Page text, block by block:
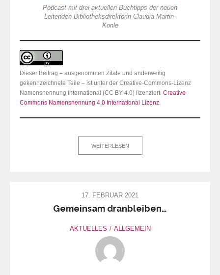
Podcast mit drei aktuellen Buchtipps der neuen
Leitenden Bibliotheksdirektorin Claudia Martin-
Konle
Dieser Beitrag – ausgenommen Zitate und anderweitig
gekennzeichnete Teile – ist unter der Creative-Commons-Lizenz
Namensnennung International (CC BY 4.0) lizenziert. Creative
Commons Namensnennung 4.0 International Lizenz.
WEITERLESEN
17. FEBRUAR 2021
Gemeinsam dranbleiben…
AKTUELLES ALLGEMEIN